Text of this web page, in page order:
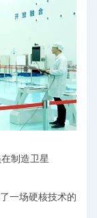
制造卫星
一场硬核技术的